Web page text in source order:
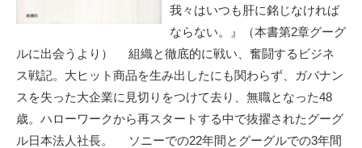
我々はいつも肝に銘じなければ
ならない。』（本書第2章グーグ
ルに出会うより） 組織と徹底的に戦い、奮闘するビジネ
ス戦記。大ヒット商品を生み出したにも関わらず、ガバナン
スを失った大企業に見切りをつけて去り、無職となった48
歳。ハローワークから再スタートする中で抜擢されたグーグ
ル日本法人社長。 ソニーでの22年間とグーグルでの3年間